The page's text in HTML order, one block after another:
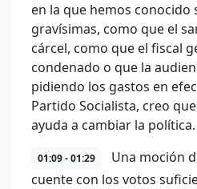
en la que hemos conocido
gravísimas, como que el
cárcel, como que el fiscal
condenado o que la
pidiendo los gastos en
Partido Socialista, creo
ayuda a cambiar la política.
01:09 - 01:29
Una moción
cuente con los votos